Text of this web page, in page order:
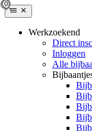
Werkzoekend
Direct
Inloggen
Alle